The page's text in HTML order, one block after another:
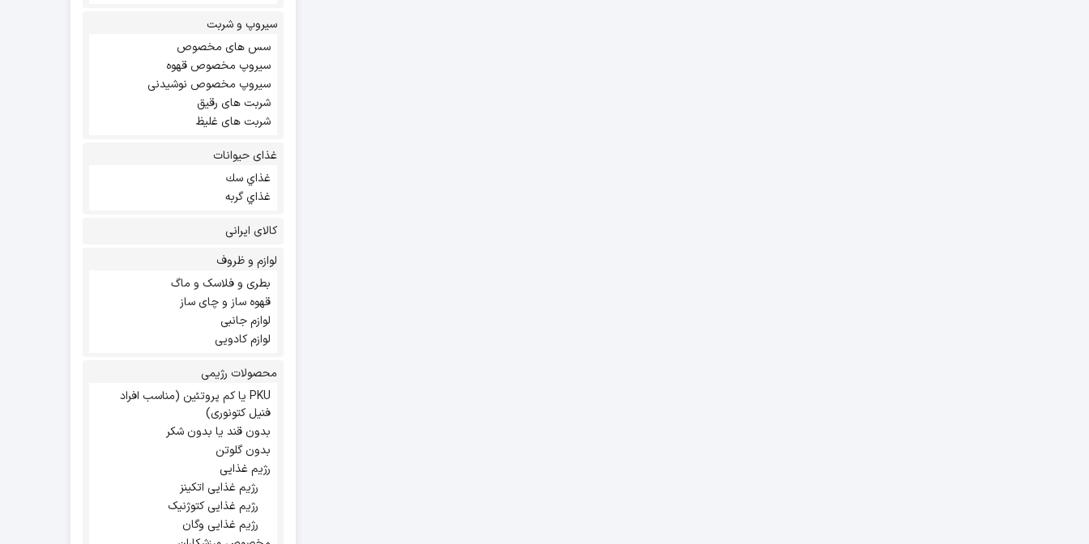
سیروپ و شربت
سس های مخصوص
سیروپ مخصوص قهوه
سیروپ مخصوص نوشیدنی
شربت های رقیق
شربت های غلیظ
غذای حیوانات
غذاي سك
غذاي گربه
کالای ایرانی
لوازم و ظروف
بطری و فلاسک و ماگ
قهوه ساز و چای ساز
لوازم جانبی
لوازم کادویی
محصولات رژیمی
PKU یا کم پروتئین (مناسب افراد
فنیل کتونوری)
بدون قند یا بدون شکر
بدون گلوتن
رژیم غذایی
رژیم غذایی اتکینز
رژیم غذایی کتوژنیک
رژیم غذایی وگان